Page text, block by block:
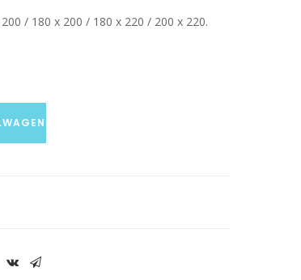
/ 180 x 200 / 180 x 220 / 200 x 220.